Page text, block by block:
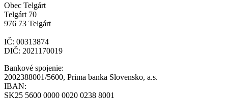
Obec Telgárt
Telgárt 70
976 73 Telgárt
IČ: 00313874
DIČ: 2021170019
Bankové spojenie:
2002388001/5600, Prima banka Slovensko, a.s.
IBAN:
SK25 5600 0000 0020 0238 8001